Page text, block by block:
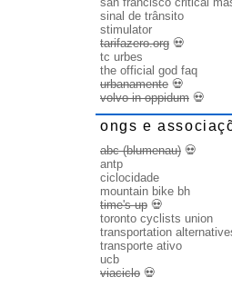
sinal de trânsito
stimulator
tarifazero.org 💀
tc urbes
the official god faq
urbanamente 💀
volvo in oppidum 💀
ongs e
abc (blumenau) 💀
antp
ciclocidade
mountain bike bh
time's up 💀
toronto cyclists union
transportation
transporte ativo
ucb
viaciclo 💀